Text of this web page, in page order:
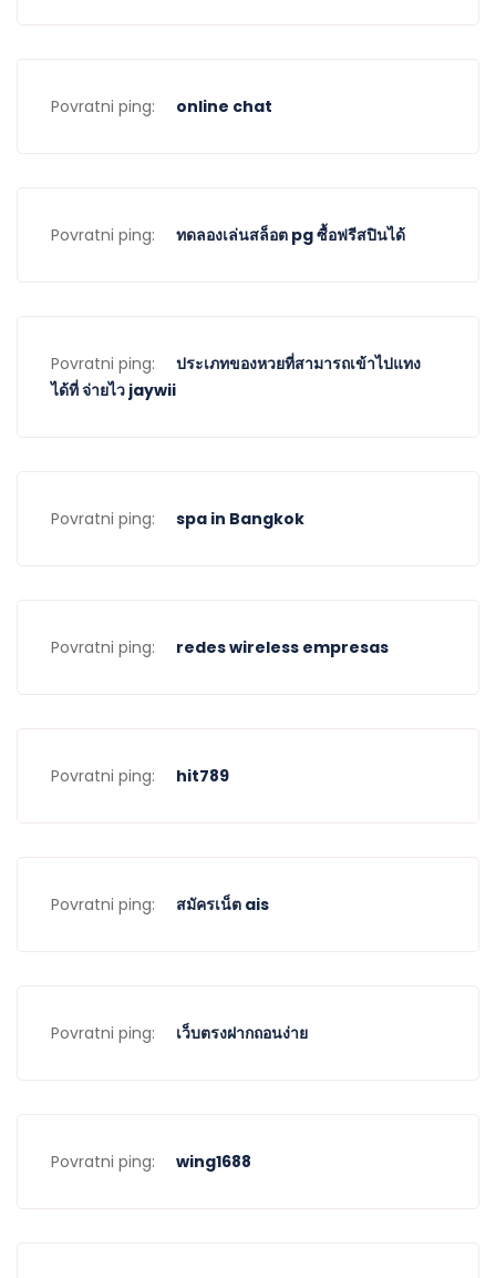
Povratni ping: online chat
Povratni ping: ทดลองเล่นสล็อต pg ซื้อฟรีสปินได้
Povratni ping:
ประเภทของหวยที่สามารถเข้าไปแทง
ได้ที่ จ่ายไว jaywii
Povratni ping: spa in Bangkok
Povratni ping: redes wireless empresas
Povratni ping: hit789
Povratni ping: สมัครเน็ต ais
Povratni ping: เว็บตรงฝากถอนง่าย
Povratni ping: wing1688